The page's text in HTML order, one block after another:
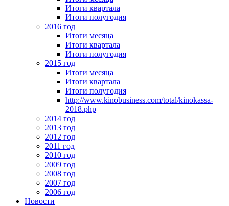
Итоги квартала
Итоги полугодия
2016 год
Итоги месяца
Итоги квартала
Итоги полугодия
2015 год
Итоги месяца
Итоги квартала
Итоги полугодия
http://www.kinobusiness.com/total/kinokassa-
2018.php
2014 год
2013 год
2012 год
2011 год
2010 год
2009 год
2008 год
2007 год
2006 год
Новости